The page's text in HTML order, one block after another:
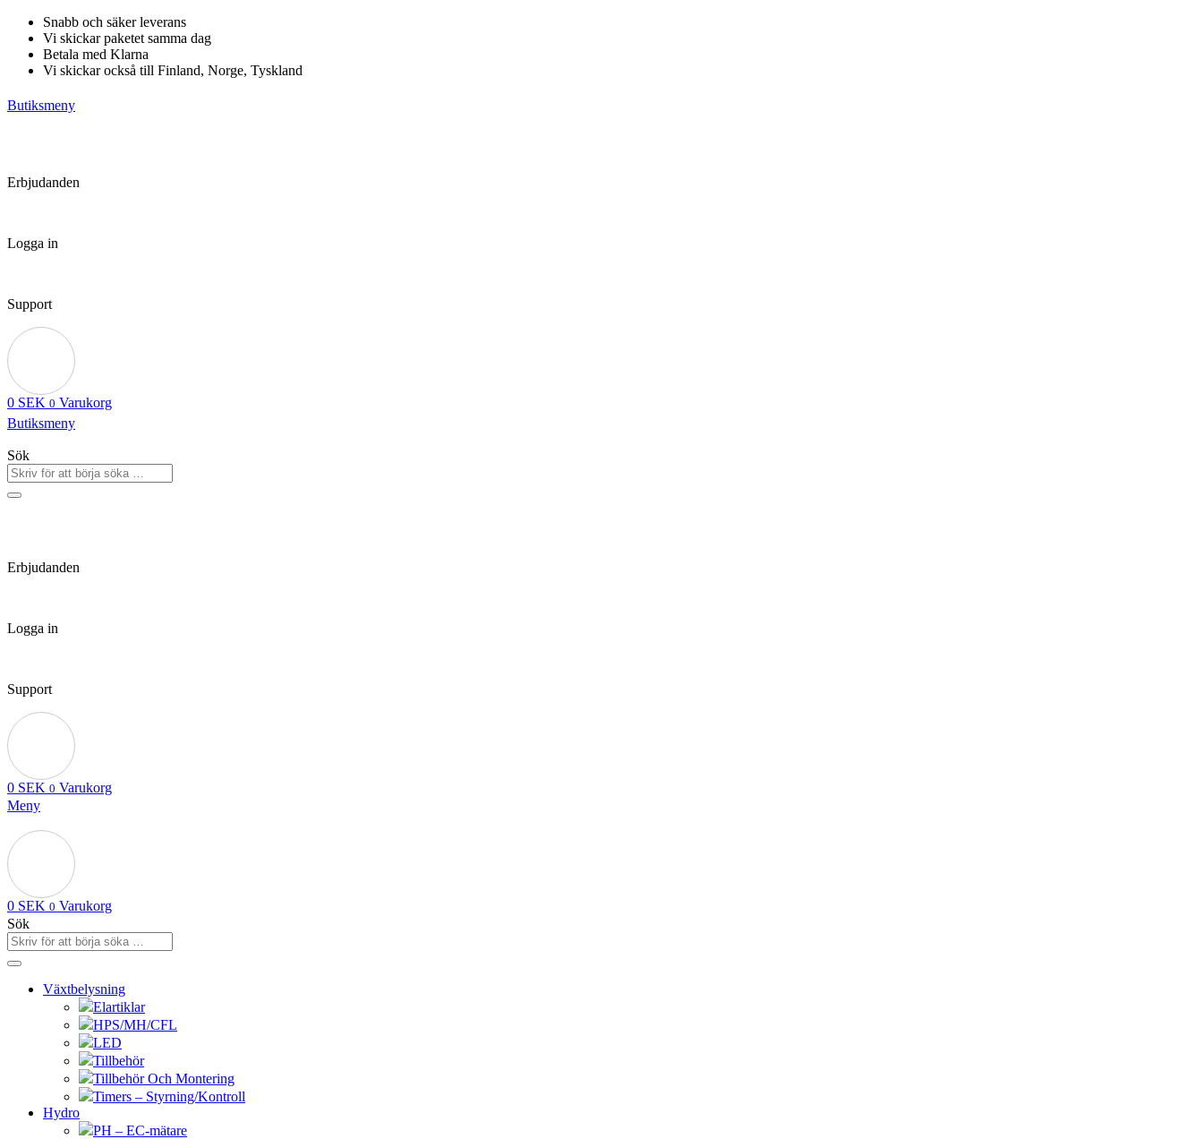
Hoppa
innehåll
Snabb och säker leverans
Vi skickar paketet samma dag
Betala med Klarna
Vi skickar också till Finland, Norge, Tyskland
Butiksmeny
Erbjudanden
Logga in
Support
0 SEK 0 Varukorg
Butiksmeny
Sök
Erbjudanden
Logga in
Support
0 SEK 0 Varukorg
Meny
0 SEK 0 Varukorg
Sök
Växtbelysning
Elartiklar
HPS/MH/CFL
LED
Tillbehör
Tillbehör Och Montering
Timers – Styrning/Kontroll
Hydro
PH – EC-mätare